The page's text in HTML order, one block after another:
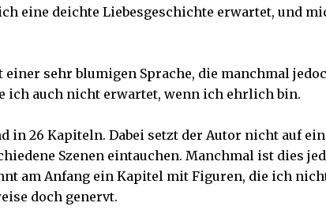
eine deichte Liebesgeschichte erwartet, und
sehr blumigen Sprache, die manchmal
auch nicht erwartet, wenn ich ehrlich bin.
in 26 Kapiteln. Dabei setzt der Autor nicht auf
Szenen eintauchen. Manchmal ist dies
am Anfang ein Kapitel mit Figuren, die ich
doch genervt.